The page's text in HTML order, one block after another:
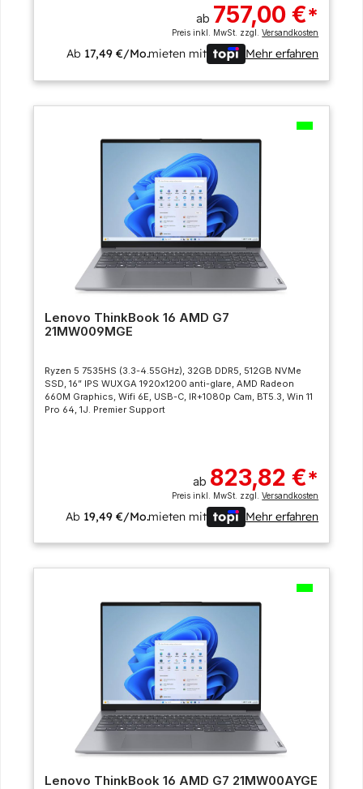
ab 757,00 €*
Preis inkl. MwSt. zzgl.Versandkosten
Ab 17,49 €/Mo.mieten mit Mehr erfahren
Lenovo ThinkBook 16 AMD G7
21MW009MGE
Ryzen 5 7535HS (3.3-4.55GHz), 32GB DDR5, 512GB NVMe
SSD, 16” IPS WUXGA 1920x1200 anti-glare, AMD Radeon
660M Graphics, Wifi 6E, USB-C, IR+1080p Cam, BT5.3, Win 11
Pro 64, 1J. Premier Support
ab 823,82 €*
Preis inkl. MwSt. zzgl.Versandkosten
Ab 19,49 €/Mo.mieten mit Mehr erfahren
Lenovo ThinkBook 16 AMD G7 21MW00AYGE